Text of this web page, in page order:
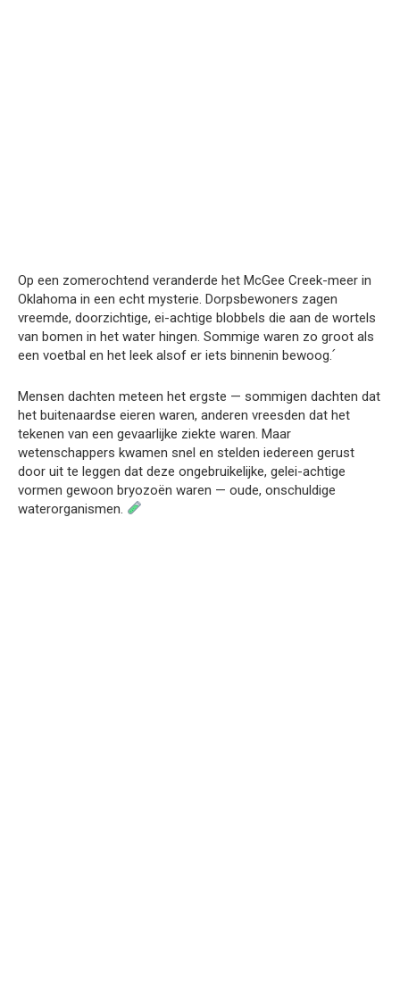
Op een zomerochtend veranderde het McGee Creek-meer in
Oklahoma in een echt mysterie. Dorpsbewoners zagen
vreemde, doorzichtige, ei-achtige blobbels die aan de wortels
van bomen in het water hingen. Sommige waren zo groot als
een voetbal en het leek alsof er iets binnenin bewoog.՛
Mensen dachten meteen het ergste — sommigen dachten dat
het buitenaardse eieren waren, anderen vreesden dat het
tekenen van een gevaarlijke ziekte waren. Maar
wetenschappers kwamen snel en stelden iedereen gerust
door uit te leggen dat deze ongebruikelijke, gelei-achtige
vormen gewoon bryozoën waren — oude, onschuldige
waterorganismen.